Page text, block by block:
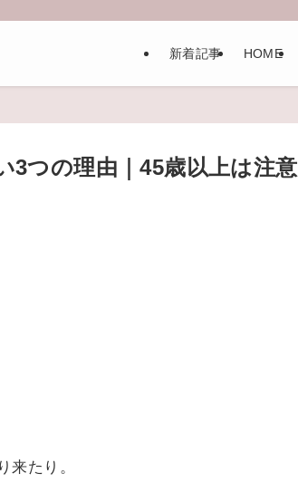
新着記事 HOME
3つの理由｜45歳以上は注意
来たり。